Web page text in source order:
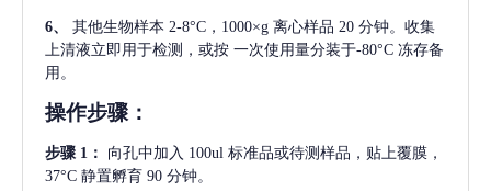
6、 其他生物样本 2-8°C，1000×g 离心样品 20 分钟。收集
上清液立即用于检测，或按 一次使用量分装于-80°C 冻存备
用。
操作步骤：
步骤 1： 向孔中加入 100ul 标准品或待测样品，贴上覆膜，
37°C 静置孵育 90 分钟。